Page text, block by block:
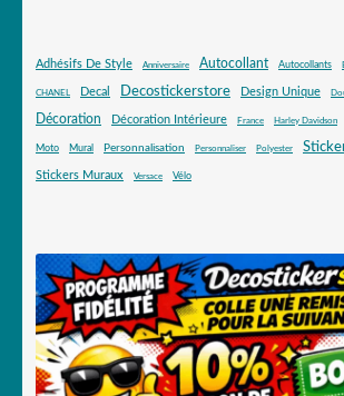
Adhésifs De Style Anniversaire Autocollant Autocollants
CHANEL Decal Decostickerstore Design Unique
Décoration Décoration Intérieure France Harley Davidson
Moto Mural Personnalisation Personnaliser Polyester
Stickers Muraux Versace Vélo